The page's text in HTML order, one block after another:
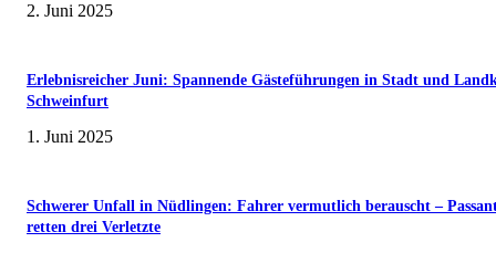
2. Juni 2025
Erlebnisreicher Juni: Spannende Gästeführungen in Stadt und
Schweinfurt
1. Juni 2025
Schwerer Unfall in Nüdlingen: Fahrer vermutlich berauscht –
retten drei Verletzte